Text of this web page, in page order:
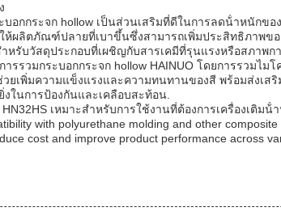
บอกกระจก hollow เป็นส่วนเสริมที่ดีในการลดน้ําหนักข
ห้ผลิตภัณฑ์ปลายที่เบาขึ้นซึ่งสามารถเพิ่มประสิทธิภาพ
หรับวัสดุประกอบที่เผชิญกับสารเคมีที่รุนแรงหรือสภาพก
รรวมกระบอกกระจก hollow HAINUO โดยการรวมไม
ยเพิ่มความแข็งแรงและความทนทานของสี พร้อมส่งเ
ในการป้องกันและเคลือบสะท้อน.
เหมาะสําหรับการใช้งานที่ต้องการเครื่องเติม
with polyurethane molding and other
cost and improve product performance across